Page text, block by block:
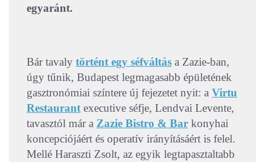
egyaránt.
Bár tavaly történt egy séfváltás a Zazie-ban,
úgy tűnik, Budapest legmagasabb épületének
gasztronómiai színtere új fejezetet nyit: a Virtu
Restaurant executive séfje, Lendvai Levente,
tavasztól már a Zazie Bistro & Bar konyhai
koncepciójáért és operatív irányításáért is felel.
Mellé Haraszti Zsolt, az egyik legtapasztaltabb